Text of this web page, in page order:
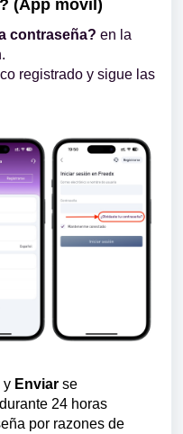
(App móvil)
contraseña? en la
registrado y sigue las
y Enviar se
24 horas
por razones de